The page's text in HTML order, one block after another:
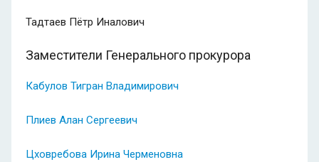
Тадтаев Пётр Иналович
Заместители Генерального прокурора
Кабулов Тигран Владимирович
Плиев Алан Сергеевич
Цховребова Ирина Черменовна